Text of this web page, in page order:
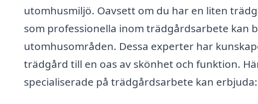
utomhusmiljö. Oavsett om du har en liten
som professionella inom trädgårdsarbete kan
utomhusområden. Dessa experter har
trädgård till en oas av skönhet och funktion.
specialiserade på trädgårdsarbete kan erbjuda: